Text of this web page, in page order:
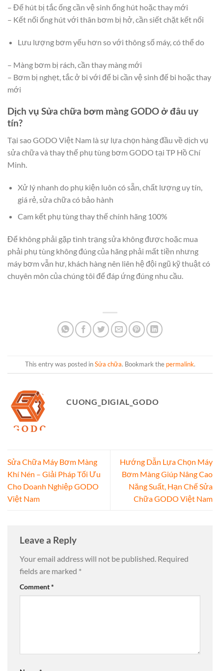
– Đế hút bị tắc ống cần vệ sinh ống hút hoặc thay mới
– Kết nối ống hút với thân bơm bị hở, cần siết chặt kết nối
Lưu lượng bơm yếu hơn so với thông số máy, có thể do
– Màng bơm bị rách, cần thay màng mới
– Bơm bị nghẹt, tắc ở bi với đế bi cần vệ sinh đế bi hoặc thay
mới
Dịch vụ Sửa chữa bơm màng GODO ở đâu uy
tín?
Tại sao GODO Việt Nam là sự lựa chọn hàng đầu về dịch vụ
sửa chữa và thay thế phụ tùng bơm GODO tại TP Hồ Chí
Minh.
Xử lý nhanh do phụ kiện luôn có sẵn, chất lượng uy tín,
giá rẻ, sửa chữa có bảo hành
Cam kết phụ tùng thay thế chính hãng 100%
Để không phải gặp tình trạng sửa không được hoặc mua
phải phụ tùng không đúng của hãng phải mất tiền nhưng
máy bơm vẫn hư, khách hàng nên liên hệ đội ngũ kỹ thuật có
chuyên môn của chúng tôi để đáp ứng đúng nhu cầu.
This entry was posted inSửa chữa. Bookmark the permalink.
CUONG_DIGIAL_GODO
Sửa Chữa Máy Bơm Màng
Khí Nén – Giải Pháp Tối Ưu
Cho Doanh Nghiệp GODO
Việt Nam
Hướng Dẫn Lựa Chọn Máy
Bơm Màng Giúp Nâng Cao
Năng Suất, Hạn Chế Sửa
Chữa GODO Việt Nam
Leave a Reply
Your email address will not be published. Required
fields are marked *
Comment*